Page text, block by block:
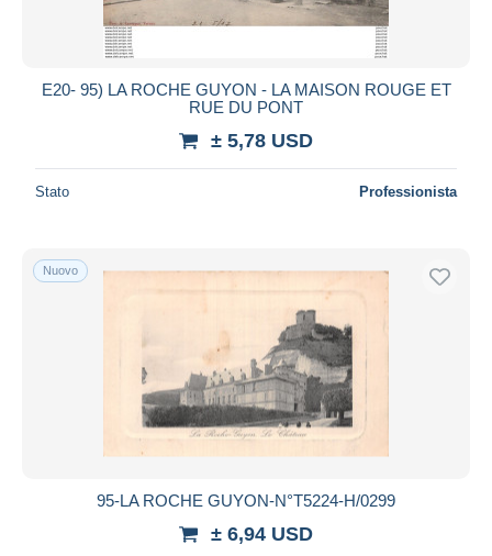
E20- 95) LA ROCHE GUYON - LA MAISON ROUGE ET
RUE DU PONT
± 5,78 USD
Stato Professionista
Nuovo
95-LA ROCHE GUYON-N°T5224-H/0299
± 6,94 USD